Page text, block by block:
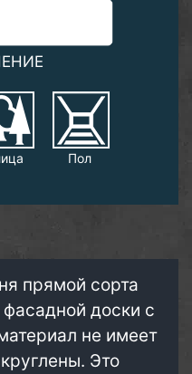
Пол
прямой сорта
доски с
не имеет
Это